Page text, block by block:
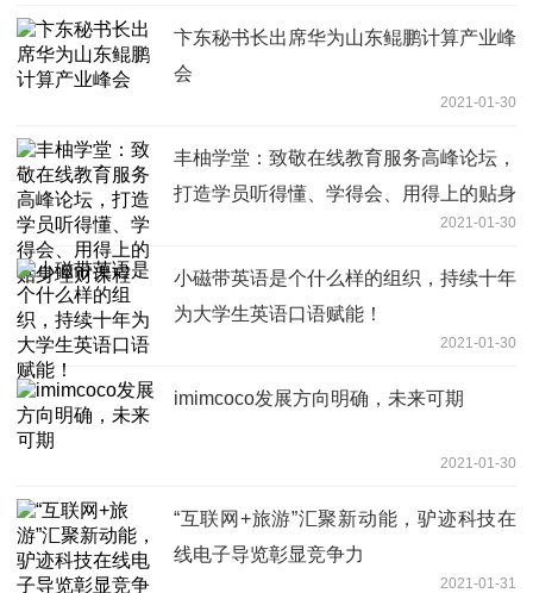
卞东秘书长出席华为山东鲲鹏计算产业峰
会
2021-01-30
丰柚学堂：致敬在线教育服务高峰论坛，
打造学员听得懂、学得会、用得上的贴身
2021-01-30
小磁带英语是个什么样的组织，持续十年
为大学生英语口语赋能！
2021-01-30
imimcoco发展方向明确，未来可期
2021-01-30
“互联网+旅游”汇聚新动能，驴迹科技在
线电子导览彰显竞争力
2021-01-31